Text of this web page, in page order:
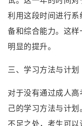
利用这段时间进行
备和综合能力。这
明显的提升。
三、学习方法与计划
对于没有通过成人
己的学习方法与计
不足之处，考生可